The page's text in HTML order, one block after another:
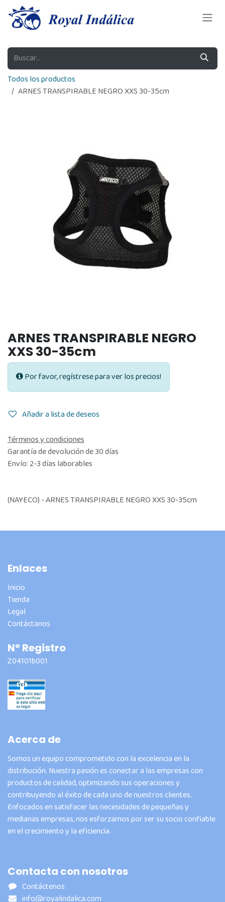
Ir al contenido
Todos los productos
ARNES TRANSPIRABLE NEGRO XXS 30-35cm
ARNES TRANSPIRABLE NEGRO
XXS 30-35cm
Por favor, regístrese para ver los precios!
Añadir a lista de deseos
Términos y condiciones
Garantía de devolución de 30 días
Envío: 2-3 días laborables
(NAYECO) - ARNES TRANSPIRABLE NEGRO XXS 30-35cm
Enlaces
Inicio
Tienda
Legal
Contáctanos
Nº Registro
Z04101b001
Acerca de
Somos un equipo comprometido con la excelencia en la
distribución. Nuestra pasión es conectar a las empresas con
productos de calidad, optimizando sus operaciones y
contribuyendo al éxito de cada uno de nuestros clientes.
Enfocados en satisfacer las necesidades de pequeñas y
medianas empresas, nos esforzamos por ser su socio confiable
en el crecimiento y la eficiencia.
Contacta con nosotros
Contáctenos
info@royalindalica.com